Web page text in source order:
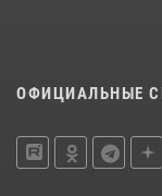
ОФИЦИАЛЬНЫЕ